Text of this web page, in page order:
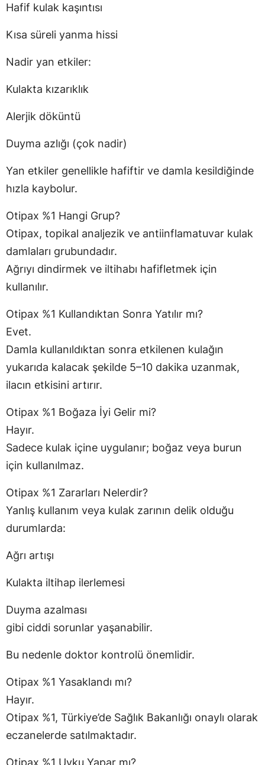
Hafif kulak kaşıntısı
Kısa süreli yanma hissi
Nadir yan etkiler:
Kulakta kızarıklık
Alerjik döküntü
Duyma azlığı (çok nadir)
Yan etkiler genellikle hafiftir ve damla kesildiğinde
hızla kaybolur.
Otipax %1 Hangi Grup?
Otipax, topikal analjezik ve antiinflamatuvar kulak
damlaları grubundadır.
Ağrıyı dindirmek ve iltihabı hafifletmek için
kullanılır.
Otipax %1 Kullandıktan Sonra Yatılır mı?
Evet.
Damla kullanıldıktan sonra etkilenen kulağın
yukarıda kalacak şekilde 5–10 dakika uzanmak,
ilacın etkisini artırır.
Otipax %1 Boğaza İyi Gelir mi?
Hayır.
Sadece kulak içine uygulanır; boğaz veya burun
için kullanılmaz.
Otipax %1 Zararları Nelerdir?
Yanlış kullanım veya kulak zarının delik olduğu
durumlarda:
Ağrı artışı
Kulakta iltihap ilerlemesi
Duyma azalması
gibi ciddi sorunlar yaşanabilir.
Bu nedenle doktor kontrolü önemlidir.
Otipax %1 Yasaklandı mı?
Hayır.
Otipax %1, Türkiye’de Sağlık Bakanlığı onaylı olarak
eczanelerde satılmaktadır.
Otipax %1 Uyku Yapar mı?